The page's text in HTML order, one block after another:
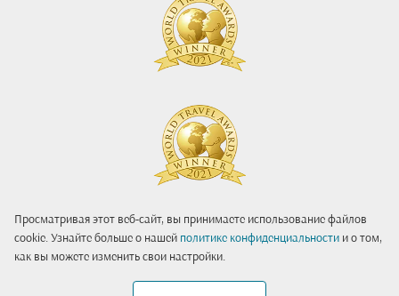
Просматривая этот веб-сайт, вы принимаете использование файлов
cookie. Узнайте больше о нашей политике конфиденциальности и о том,
как вы можете изменить свои настройки.